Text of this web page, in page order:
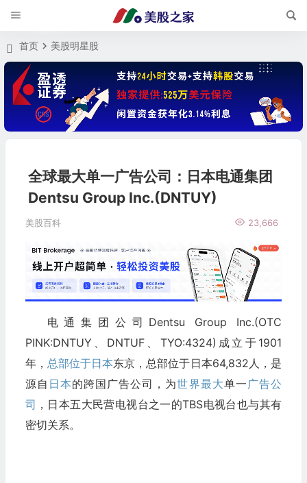
首页 美股明星股
全球最大单一广告公司：日本电通集团
Dentsu Group Inc.(DNTUY)
美股百科 23,666
电通集团公司Dentsu Group Inc.(OTC
PINK:DNTUY、DNTUF、TYO:4324)成立于1901
年， 总部位于日本东京，总部位于日本64,832人，是
源自 日本的跨国广告公司，为世界最大单一 广告公
司 ，日本五大民营电视台之一的TBS电视台也与其有
密切关系。